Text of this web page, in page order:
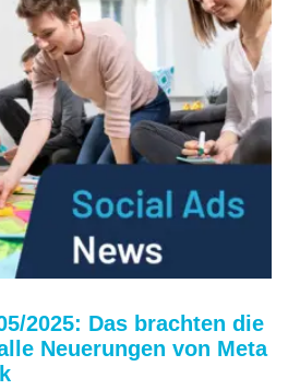
2025: Das brachten die
Neuerungen von Meta